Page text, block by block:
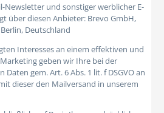
Newsletter und sonstiger werblicher E-
über diesen Anbieter: Brevo GmbH,
Deutschland
Interesses an einem effektiven und
geben wir Ihre bei der
gem. Art. 6 Abs. 1 lit. f DSGVO an
dieser den Mailversand in unserem